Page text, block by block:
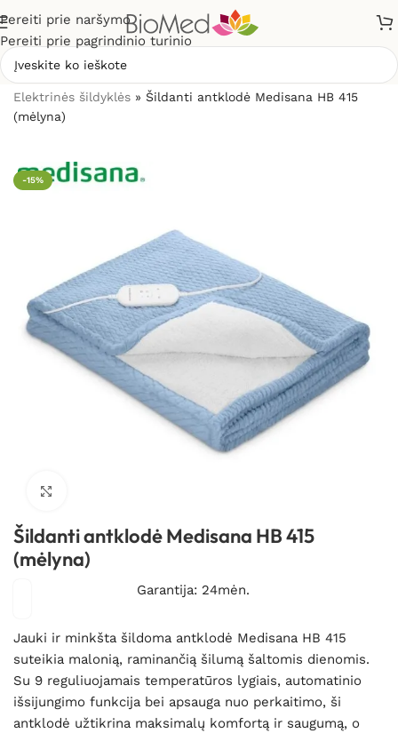
Pereiti prie naršymo
Pereiti prie pagrindinio turinio
Elektrinės šildyklės » Šildanti antklodė Medisana HB 415
(mėlyna)
-15%
Šildanti antklodė Medisana HB 415
(mėlyna)
Garantija: 24mėn.
Jauki ir minkšta šildoma antklodė Medisana HB 415
suteikia malonią, raminančią šilumą šaltomis dienomis.
Su 9 reguliuojamais temperatūros lygiais, automatinio
išsijungimo funkcija bei apsauga nuo perkaitimo, ši
antklodė užtikrina maksimalų komfortą ir saugumą, o